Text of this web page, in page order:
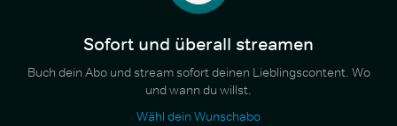
Sofort und überall streamen
Buch dein Abo und stream sofort deinen Lieblingscontent. Wo
und wann du willst.
Wähl dein Wunschabo